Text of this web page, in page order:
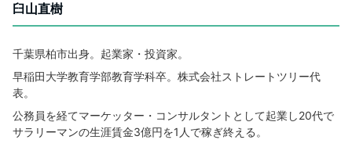
臼山直樹
千葉県柏市出身。起業家・投資家。
早稲田大学教育学部教育学科卒。株式会社ストレートツリー代
表。
公務員を経てマーケッター・コンサルタントとして起業し20代で
サラリーマンの生涯賃金3億円を1人で稼ぎ終える。